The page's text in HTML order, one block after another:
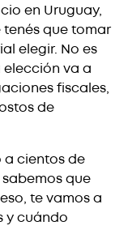
en Uruguay,
tenés que tomar
elegir. No es
va a
fiscales,
de
a cientos de
que
te vamos a
y cuándo